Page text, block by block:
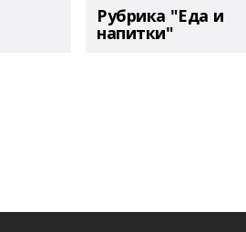
Рубрика "Еда и
напитки"